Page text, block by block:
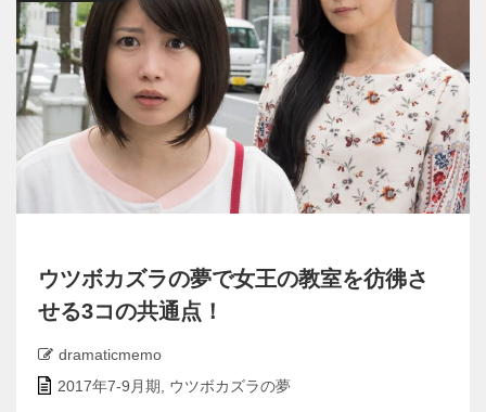
ウツボカズラの夢で女王の教室を彷彿さ
せる3コの共通点！
dramaticmemo
2017年7-9月期
ウツボカズラの夢